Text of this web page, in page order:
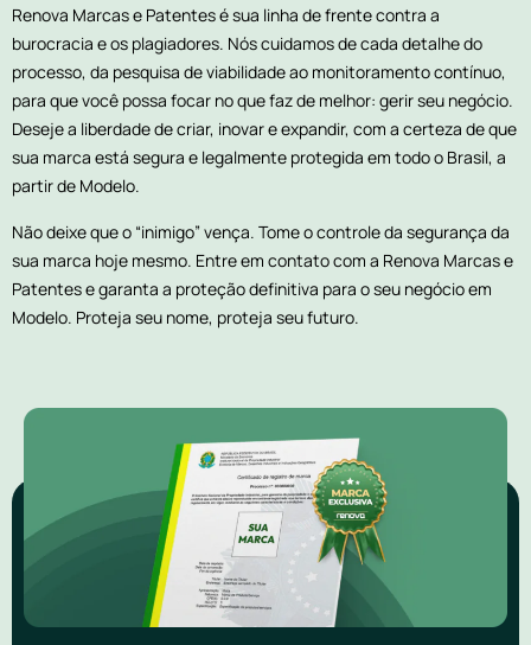
Renova Marcas e Patentes é sua linha de frente contra a
burocracia e os plagiadores. Nós cuidamos de cada detalhe do
processo, da pesquisa de viabilidade ao monitoramento contínuo,
para que você possa focar no que faz de melhor: gerir seu negócio.
Deseje a liberdade de criar, inovar e expandir, com a certeza de que
sua marca está segura e legalmente protegida em todo o Brasil, a
partir de Modelo.
Não deixe que o “inimigo” vença. Tome o controle da segurança da
sua marca hoje mesmo. Entre em contato com a Renova Marcas e
Patentes e garanta a proteção definitiva para o seu negócio em
Modelo. Proteja seu nome, proteja seu futuro.